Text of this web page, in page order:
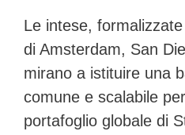
Le intese,
di Amsterdam, San
mirano a istituire una
comune e scalabile
portafoglio globale di